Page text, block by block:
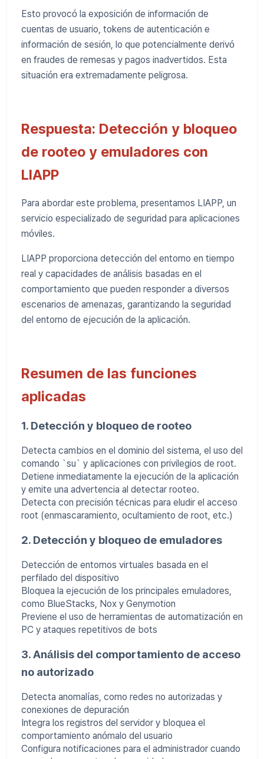
Esto provocó la exposición de información de
cuentas de usuario, tokens de autenticación e
información de sesión, lo que potencialmente derivó
en fraudes de remesas y pagos inadvertidos. Esta
situación era extremadamente peligrosa.
Respuesta: Detección y bloqueo
de rooteo y emuladores con
LIAPP
Para abordar este problema, presentamos LIAPP, un
servicio especializado de seguridad para aplicaciones
móviles.
LIAPP proporciona detección del entorno en tiempo
real y capacidades de análisis basadas en el
comportamiento que pueden responder a diversos
escenarios de amenazas, garantizando la seguridad
del entorno de ejecución de la aplicación.
Resumen de las funciones
aplicadas
1. Detección y bloqueo de rooteo
Detecta cambios en el dominio del sistema, el uso del
comando `su` y aplicaciones con privilegios de root.
Detiene inmediatamente la ejecución de la aplicación
y emite una advertencia al detectar rooteo.
Detecta con precisión técnicas para eludir el acceso
root (enmascaramiento, ocultamiento de root, etc.)
2. Detección y bloqueo de emuladores
Detección de entornos virtuales basada en el
perfilado del dispositivo
Bloquea la ejecución de los principales emuladores,
como BlueStacks, Nox y Genymotion
Previene el uso de herramientas de automatización en
PC y ataques repetitivos de bots
3. Análisis del comportamiento de acceso
no autorizado
Detecta anomalías, como redes no autorizadas y
conexiones de depuración
Integra los registros del servidor y bloquea el
comportamiento anómalo del usuario
Configura notificaciones para el administrador cuando